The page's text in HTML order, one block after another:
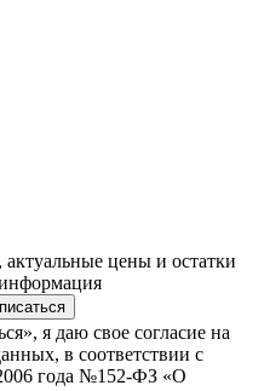
цены и остатки
я даю свое согласие на
в соответствии с
года №152-ФЗ «О